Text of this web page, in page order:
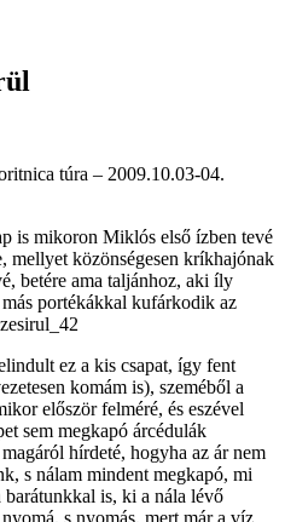
túra – 2009.10.03-04.
is mikoron Miklós első ízben tevé
mellyet közönségesen kríkhajónak
betére ama taljánhoz, aki íly
portékákkal kufárkodik az
ez a kis csapat, így fent
komám is), szeméből a
először felméré, és eszével
sem megkapó árcédulák
hírdeté, hogyha az ár nem
s nálam mindent megkapó, mi
barátunkkal is, ki a nála lévő
s nyomás, mert már a víz